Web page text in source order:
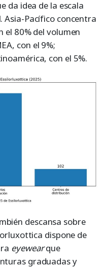
da idea de la escala
Asia-Pacífico concentra
el 80% del volumen
con el 9%;
con el 5%.
descansa sobre
dispone de
eyewearque
graduadas y